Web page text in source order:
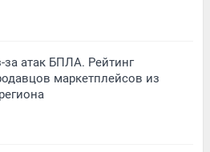
за атак БПЛА. Рейтинг
маркетплейсов из